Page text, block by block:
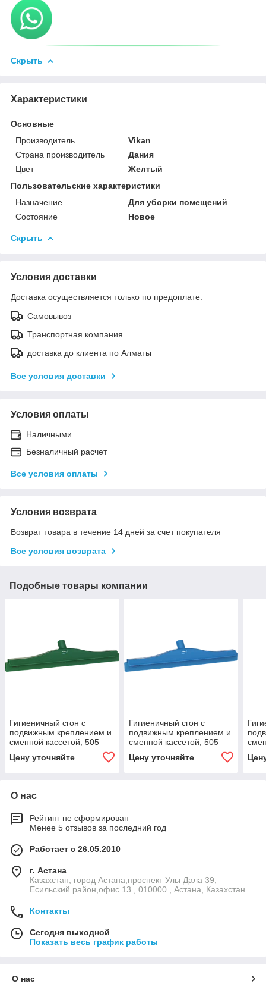
Скрыть
Характеристики
Основные
Производитель
Vikan
Страна производитель
Дания
Цвет
Желтый
Пользовательские характеристики
Назначение
Для уборки помещений
Состояние
Новое
Скрыть
Условия доставки
Доставка осуществляется только по предоплате.
Самовывоз
Транспортная компания
доставка до клиента по Алматы
Все условия доставки
Условия оплаты
Наличными
Безналичный расчет
Все условия оплаты
Условия возврата
Возврат товара в течение 14 дней за счет покупателя
Все условия возврата
Подобные товары компании
Гигиеничный сгон с
подвижным креплением и
сменной кассетой, 505
Цену уточняйте
Гигиеничный сгон с
подвижным креплением и
сменной кассетой, 505
Цену уточняйте
О нас
Рейтинг не сформирован
Менее 5 отзывов за последний год
Работает с 26.05.2010
г. Астана
Казахстан, город Астана,проспект Улы Дала 39,
Есильский район,офис 13 , 010000 , Астана, Казахстан
Контакты
Сегодня выходной
Показать весь график работы
О нас